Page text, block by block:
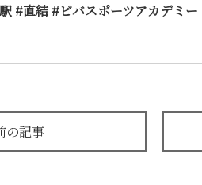
#直結 #ビバスポーツアカデミ
の記事